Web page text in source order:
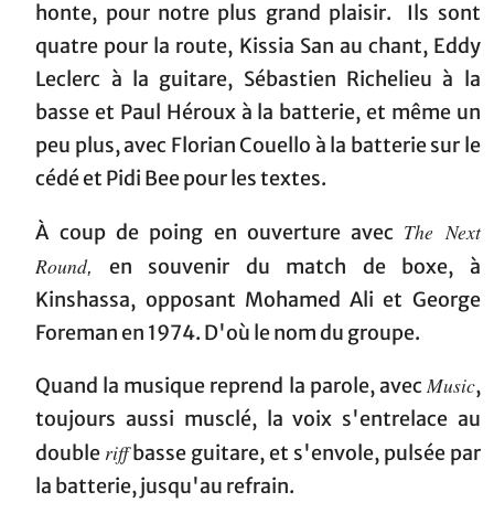
honte, pour notre plus grand plaisir. Ils sont
quatre pour la route, Kissia San au chant, Eddy
Leclerc à la guitare, Sébastien Richelieu à la
basse et Paul Héroux à la batterie, et même un
peu plus, avec Florian Couello à la batterie sur le
cédé et Pidi Bee pour les textes.
À coup de poing en ouverture avec The Next
Round,
en souvenir du match de boxe, à
Kinshassa, opposant Mohamed Ali et George
Foreman en 1974. D'où le nom du groupe.
Quand la musique reprend la parole, avecMusic,
toujours aussi musclé, la voix s'entrelace au
double riffbasse guitare, et s'envole, pulsée par
la batterie, jusqu'au refrain.